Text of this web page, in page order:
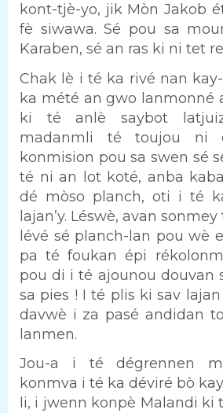
kont-tjè-yo, jik Mòn Jakob
fè siwawa. Sé pou sa
Karaben, sé an ras ki ni tet
Chak lè i té ka rivé nan
ka mété an gwo lanmonné
ki té anlè saybot
madanmli té toujou ni
konmision pou sa swen sé
té ni an lot koté, anba
dé mòso planch, oti i té
lajan’y. Léswè, avan sonmey
lévé sé planch-lan pou wè
pa té foukan épi
pou di i té ajounou douvan
sa pies ! I té plis ki sav lajan
davwè i za pasé andidan
lanmen.
Jou-a i té dégrennen
konmva i té ka déviré bò
li, i jwenn konpè Malandi ki